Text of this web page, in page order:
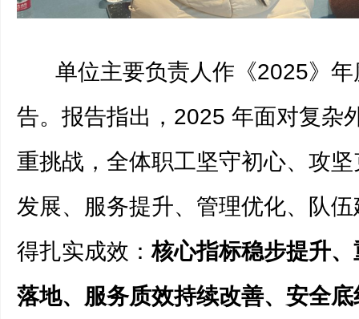
单位主要负责人作《2025》年
告。报告指出，2025 年面对复杂
重挑战，全体职工坚守初心、攻
发展、服务提升、管理优化、队
得扎实成效：核心指标稳步提升
落地、服务质效持续改善、安全